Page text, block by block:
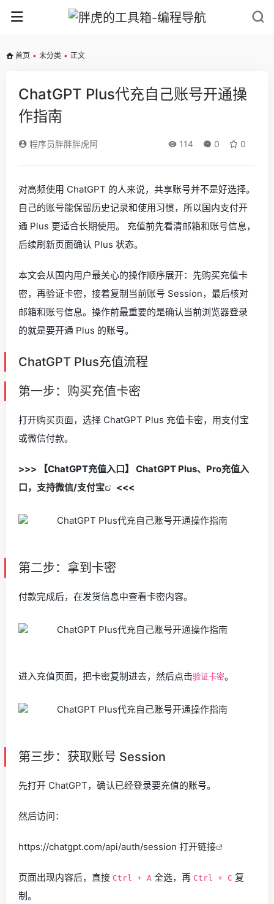
首页 • 未分类 • 正文
ChatGPT Plus代充自己账号开通操
作指南
程序员胖胖胖虎阿 114 0 0
对高频使用 ChatGPT 的人来说，共享账号并不是好选择。
自己的账号能保留历史记录和使用习惯，所以国内支付开
通 Plus 更适合长期使用。 充值前先看清邮箱和账号信息，
后续刷新页面确认 Plus 状态。
本文会从国内用户最关心的操作顺序展开：先购买充值卡
密，再验证卡密，接着复制当前账号 Session，最后核对
邮箱和账号信息。操作前最重要的是确认当前浏览器登录
的就是要开通 Plus 的账号。
ChatGPT Plus充值流程
第一步：购买充值卡密
打开购买页面，选择 ChatGPT Plus 充值卡密，用支付宝
或微信付款。
>>> 【ChatGPT充值入口】 ChatGPT Plus、Pro充值入
口，支持微信/支付宝
<<<
第二步：拿到卡密
付款完成后，在发货信息中查看卡密内容。
进入充值页面，把卡密复制进去，然后点击验证卡密。
第三步：获取账号 Session
先打开 ChatGPT，确认已经登录要充值的账号。
然后访问：
https://chatgpt.com/api/auth/session 打开链接
页面出现内容后，直接 Ctrl + A 全选，再 Ctrl + C 复
制。